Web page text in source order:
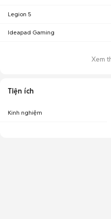
Legion 5
Ideapad Gaming
Xem
Tiện ích
Kinh nghiệm